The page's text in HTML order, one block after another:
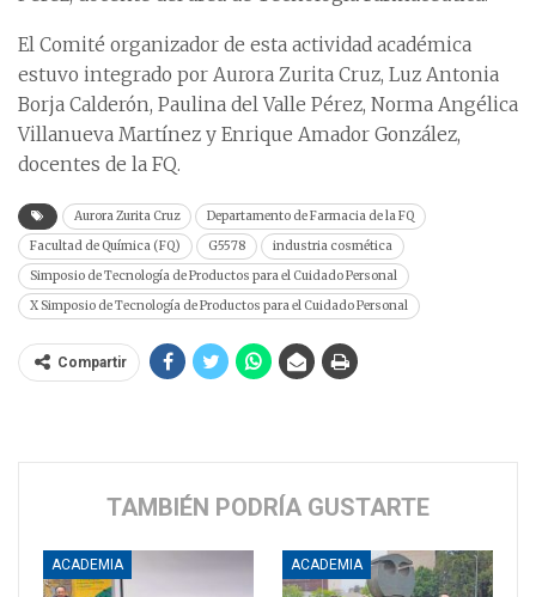
El Comité organizador de esta actividad académica
estuvo integrado por Aurora Zurita Cruz, Luz Antonia
Borja Calderón, Paulina del Valle Pérez, Norma Angélica
Villanueva Martínez y Enrique Amador González,
docentes de la FQ.
Aurora Zurita Cruz
Departamento de Farmacia de la FQ
Facultad de Química (FQ)
G5578
industria cosmética
Simposio de Tecnología de Productos para el Cuidado Personal
X Simposio de Tecnología de Productos para el Cuidado Personal
Compartir
TAMBIÉN PODRÍA GUSTARTE
ACADEMIA ACADEMIA